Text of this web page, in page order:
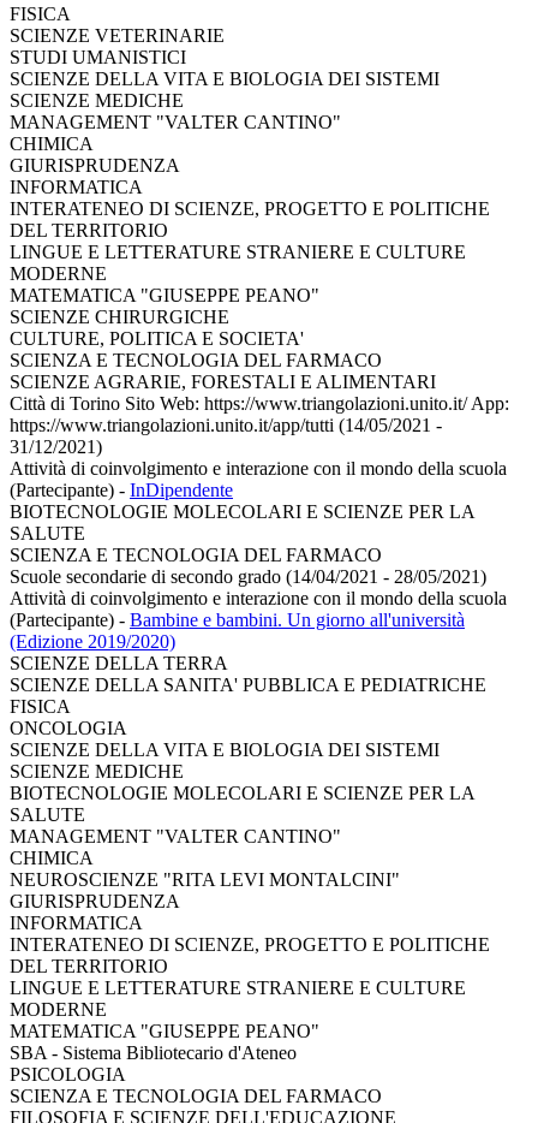
FISICA
SCIENZE VETERINARIE
STUDI UMANISTICI
SCIENZE DELLA VITA E BIOLOGIA DEI SISTEMI
SCIENZE MEDICHE
MANAGEMENT "VALTER CANTINO"
CHIMICA
GIURISPRUDENZA
INFORMATICA
INTERATENEO DI SCIENZE, PROGETTO E POLITICHE
DEL TERRITORIO
LINGUE E LETTERATURE STRANIERE E CULTURE
MODERNE
MATEMATICA "GIUSEPPE PEANO"
SCIENZE CHIRURGICHE
CULTURE, POLITICA E SOCIETA'
SCIENZA E TECNOLOGIA DEL FARMACO
SCIENZE AGRARIE, FORESTALI E ALIMENTARI
Città di Torino Sito Web: https://www.triangolazioni.unito.it/ App:
https://www.triangolazioni.unito.it/app/tutti (14/05/2021 -
31/12/2021)
Attività di coinvolgimento e interazione con il mondo della scuola
(Partecipante) - InDipendente
BIOTECNOLOGIE MOLECOLARI E SCIENZE PER LA
SALUTE
SCIENZA E TECNOLOGIA DEL FARMACO
Scuole secondarie di secondo grado (14/04/2021 - 28/05/2021)
Attività di coinvolgimento e interazione con il mondo della scuola
(Partecipante) - Bambine e bambini. Un giorno all'università
(Edizione 2019/2020)
SCIENZE DELLA TERRA
SCIENZE DELLA SANITA' PUBBLICA E PEDIATRICHE
FISICA
ONCOLOGIA
SCIENZE DELLA VITA E BIOLOGIA DEI SISTEMI
SCIENZE MEDICHE
BIOTECNOLOGIE MOLECOLARI E SCIENZE PER LA
SALUTE
MANAGEMENT "VALTER CANTINO"
CHIMICA
NEUROSCIENZE "RITA LEVI MONTALCINI"
GIURISPRUDENZA
INFORMATICA
INTERATENEO DI SCIENZE, PROGETTO E POLITICHE
DEL TERRITORIO
LINGUE E LETTERATURE STRANIERE E CULTURE
MODERNE
MATEMATICA "GIUSEPPE PEANO"
SBA - Sistema Bibliotecario d'Ateneo
PSICOLOGIA
SCIENZA E TECNOLOGIA DEL FARMACO
FILOSOFIA E SCIENZE DELL'EDUCAZIONE